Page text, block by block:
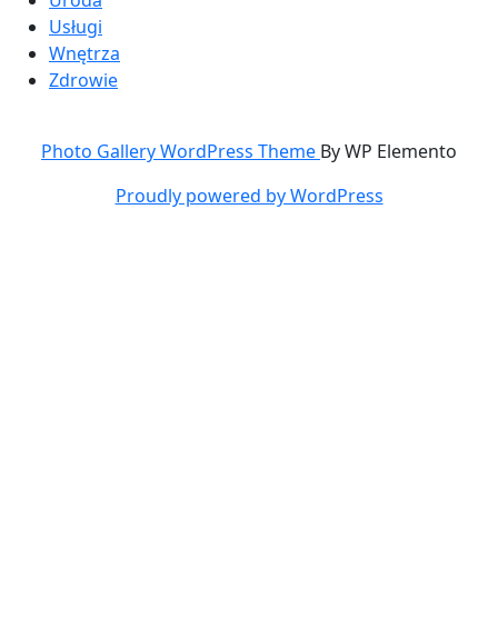
Usługi
Wnętrza
Zdrowie
Photo Gallery WordPress Theme By WP Elemento
Proudly powered by WordPress